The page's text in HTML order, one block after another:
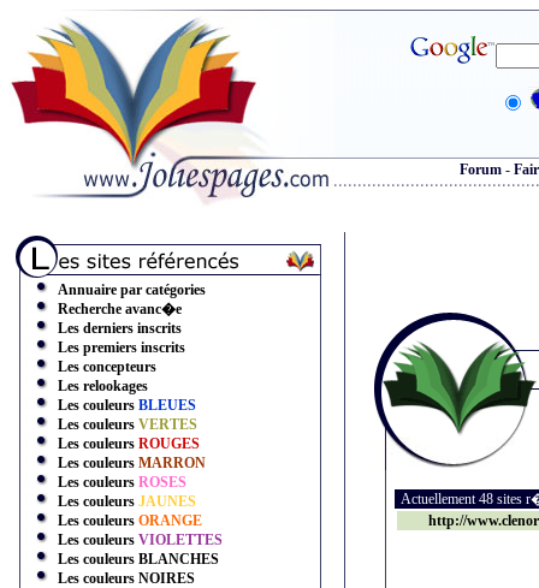
Forum -
Annuaire par catégories
Recherche avanc�e
Les derniers inscrits
Les premiers inscrits
Les concepteurs
Les relookages
Les couleurs BLEUES
Les couleurs VERTES
Les couleurs ROUGES
Les couleurs MARRON
Les couleurs ROSES
Les couleurs JAUNES
Les couleurs ORANGE
Les couleurs VIOLETTES
Les couleurs BLANCHES
Les couleurs NOIRES
Actuellement 48 sites
http://